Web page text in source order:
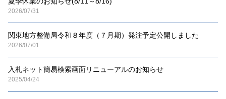
2026/07/31
関東地方整備局令和８年度（７月期）発注予定公開しました
2026/07/01
入札ネット簡易検索画面リニューアルのお知らせ
2025/04/24